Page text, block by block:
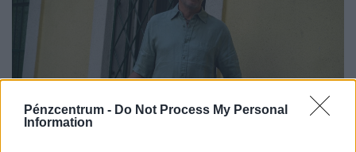
Pénzcentrum - Do Not Process My Personal
Information